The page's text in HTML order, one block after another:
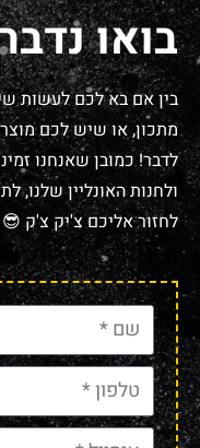
בואו
בין אם בא לכם לעשות
מתכון, או שיש לכם
לדבר! כמובן שאנחנו
ולחנות האונליין שלנו,
לחזור אליכם צ'יק צ'ק 😎